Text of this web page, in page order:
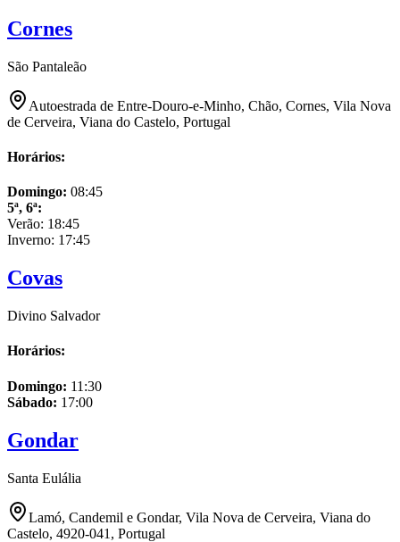
Cornes
São Pantaleão
Autoestrada de Entre-Douro-e-Minho, Chão, Cornes, Vila Nova
de Cerveira, Viana do Castelo, Portugal
Horários:
Domingo: 08:45
5ª, 6ª:
Verão: 18:45
Inverno: 17:45
Covas
Divino Salvador
Horários:
Domingo: 11:30
Sábado: 17:00
Gondar
Santa Eulália
Lamó, Candemil e Gondar, Vila Nova de Cerveira, Viana do
Castelo, 4920-041, Portugal